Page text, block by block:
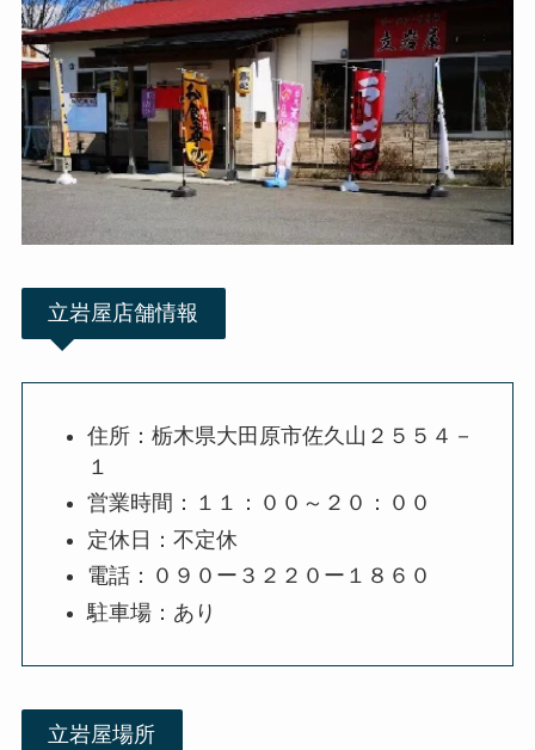
立岩屋店舗情報
住所：栃木県大田原市佐久山２５５４－
１
営業時間：１１：００～２０：００
定休日：不定休
電話：０９０ー３２２０ー１８６０
駐車場：あり
立岩屋場所